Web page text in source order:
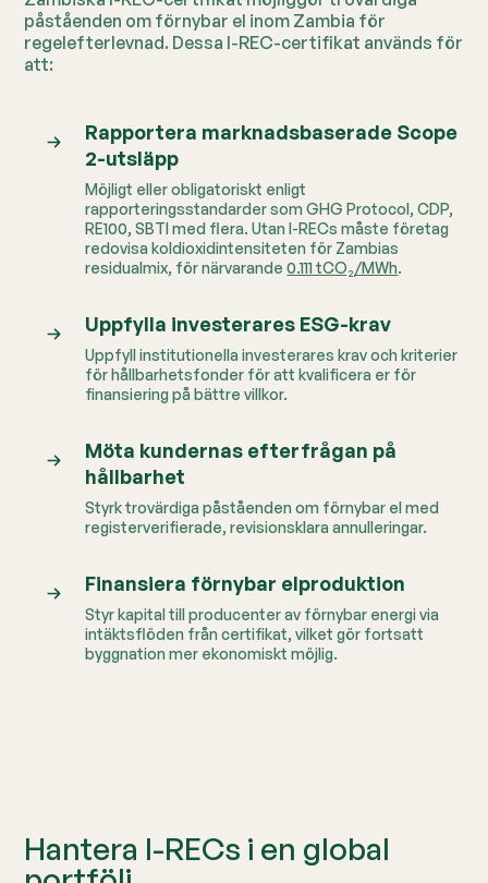
påståenden om förnybar el inom Zambia för
regelefterlevnad. Dessa I-REC-certifikat används för
att:
Rapportera marknadsbaserade Scope
2-utsläpp
Möjligt eller obligatoriskt enligt
rapporteringsstandarder som GHG Protocol, CDP,
RE100, SBTI med flera.Utan I-RECs måste företag
redovisa koldioxidintensiteten för Zambias
residualmix, för närvarande0.111 tCO₂/MWh.
Uppfylla investerares ESG-krav
Uppfyll institutionella investerares krav och kriterier
för hållbarhetsfonder för att kvalificera er för
finansiering på bättre villkor.
Möta kundernas efterfrågan på
hållbarhet
Styrk trovärdiga påståenden om förnybar el med
registerverifierade, revisionsklara annulleringar.
Finansiera förnybar elproduktion
Styr kapital till producenter av förnybar energi via
intäktsflöden från certifikat, vilket gör fortsatt
byggnation mer ekonomiskt möjlig.
Hantera I-RECs i en global